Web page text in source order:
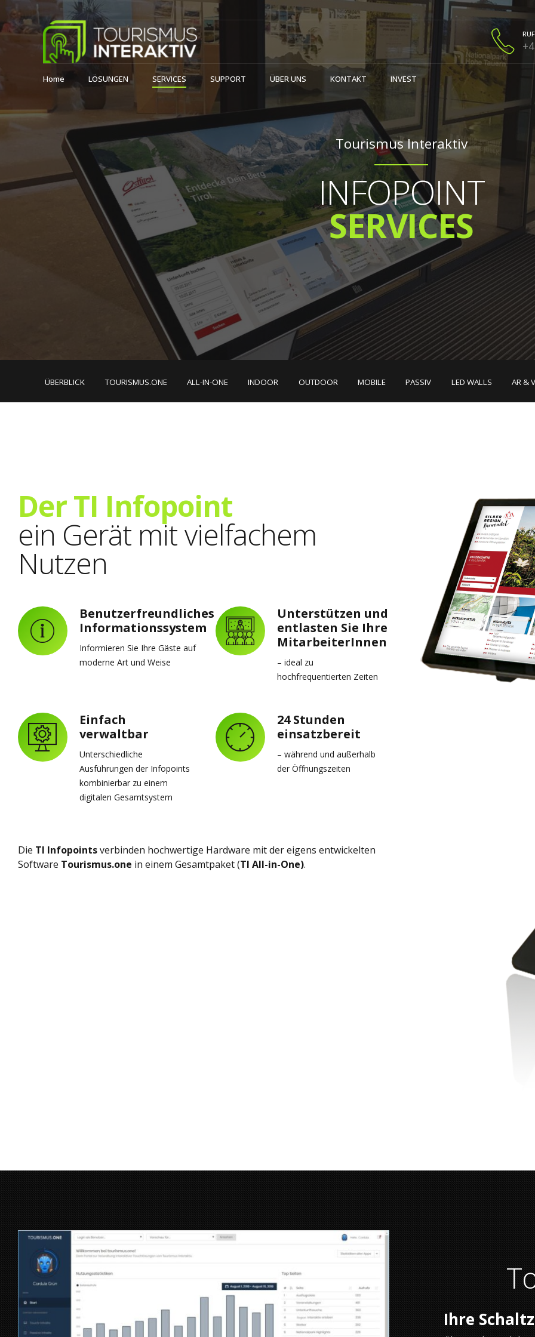
Home LÖSUNGEN SERVICES SUPPORT ÜBER UNS KONTAKT INVEST
Tourismus Interaktiv
INFOPOINT
SERVICES
ÜBERBLICK TOURISMUS.ONE ALL-IN-ONE INDOOR OUTDOOR MOBILE PASSIV LED WALLS AR &
Der TI Infopoint
ein Gerät mit vielfachem
Nutzen
Benutzerfreundliches
Informationssystem
Informieren Sie Ihre Gäste auf
moderne Art und Weise
Unterstützen und
entlasten Sie Ihre
MitarbeiterInnen
– ideal zu
hochfrequentierten Zeiten
Einfach
verwaltbar
Unterschiedliche
Ausführungen der Infopoints
kombinierbar zu einem
digitalen Gesamtsystem
24 Stunden
einsatzbereit
– während und außerhalb
der Öffnungszeiten
Die TI Infopointsverbinden hochwertige Hardware mit der eigens entwickelten
Software Tourismus.one in einem Gesamtpaket (TI All-in-One).